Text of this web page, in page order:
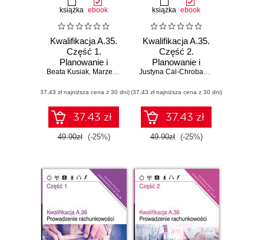
książka ebook
Kwalifikacja A.35.
Część 1.
Planowanie i
prowadzenie
organizacji.
Podręcznik do
nauki zawodu
technik
ekonomista
Beata Kusiak, Marzena Krigar-Koj ,Krzysztof Koj,Ewa
(37,43 zł najniższa cena z 30 dni)
37.43 zł
49.90zł (-25%)
książka ebook
Kwalifikacja A.35.
Część 2.
Planowanie i
prowadzenie
organizacji.
Podręcznik do
nauki zawodu
technik
ekonomista
Justyna Cal-Chrobak
,
(37,43 zł najniższa cena z 30 dni)
37.43 zł
49.90zł (-25%)